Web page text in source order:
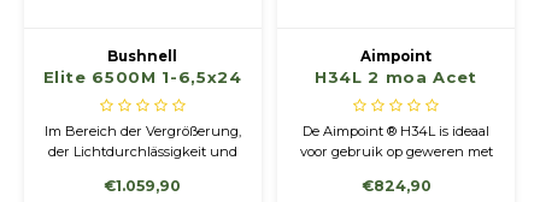
Bushnell
Elite 6500M 1-6,5x24
ETCHED 4a/ill reticle
Im Bereich der Vergrößerung,
der Lichtdurchlässigkeit und
ist der neue Elite 6500 allen
€1.059,90
Aimpoint
H34L 2 moa Acet
De Aimpoint ® H34L is ideaal
voor gebruik op geweren met
€824,90